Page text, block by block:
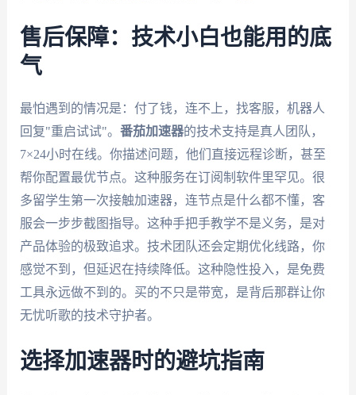
售后保障：技术小白也能用的底
气
最怕遇到的情况是：付了钱，连不上，找客服，机器人
回复"重启试试"。 番茄加速器的技术支持是真人团队，
7×24小时在线。你描述问题，他们直接远程诊断，甚至
帮你配置最优节点。这种服务在订阅制软件里罕见。很
多留学生第一次接触加速器，连节点是什么都不懂，客
服会一步步截图指导。这种手把手教学不是义务，是对
产品体验的极致追求。技术团队还会定期优化线路，你
感觉不到，但延迟在持续降低。这种隐性投入，是免费
工具永远做不到的。买的不只是带宽，是背后那群让你
无忧听歌的技术守护者。
选择加速器时的避坑指南